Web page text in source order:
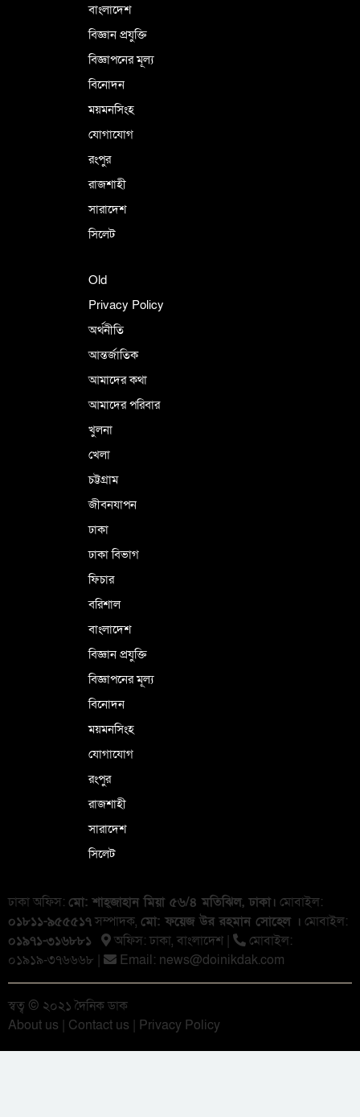
বাংলাদেশ
বিজ্ঞান প্রযুক্তি
বিজ্ঞাপনের মূল্য
বিনোদন
ময়মনসিংহ
যোগাযোগ
রংপুর
রাজশাহী
সারাদেশ
সিলেট
Old
Privacy Policy
অর্থনীতি
আন্তর্জাতিক
আমাদের কথা
আমাদের পরিবার
খুলনা
খেলা
চট্টগ্রাম
জীবনযাপন
ঢাকা
ঢাকা বিভাগ
ফিচার
বরিশাল
বাংলাদেশ
বিজ্ঞান প্রযুক্তি
বিজ্ঞাপনের মূল্য
বিনোদন
ময়মনসিংহ
যোগাযোগ
রংপুর
রাজশাহী
সারাদেশ
সিলেট
ঢাকা অফিস: মো: শাহ্জাহান মিয়া ৫৬/৪ মতিঝিল, ঢাকা। মোবাইল:
০১৮১১-৯৫৫৫১৭সম্পাদক, মো: ফয়েজ উর রহমান সোহেল । মোবাইল:
০১৯৭১-৩১৬৮৮১
অফিস: ঢাকা, বাংলা‌দেশ |
মোবাইল:
০১৯১৯-৩৭৬৬৬৮ |
Email: news@doinikdak.com
স্বত্ব © ২০২১ দৈনিক ডাক
About us | Contact us | Privacy Policy